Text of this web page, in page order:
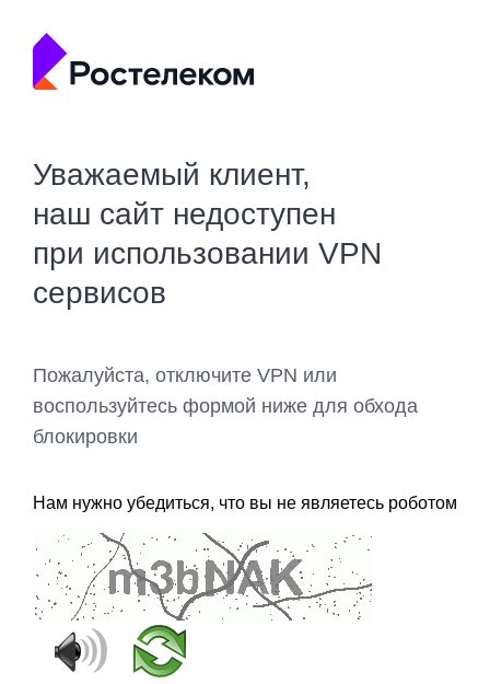
Уважаемый клиент,
наш сайт недоступен
при использовании VPN
сервисов
Пожалуйста, отключите VPN или
воспользуйтесь формой ниже для обхода
блокировки
Нам нужно убедиться, что вы не являетесь роботом